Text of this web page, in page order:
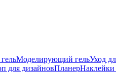
Моделирующий гельУход
для дизайновПланер